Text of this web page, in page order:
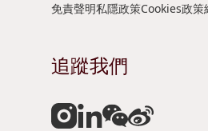
免責聲明私隱政策Cookies政策
追蹤我們